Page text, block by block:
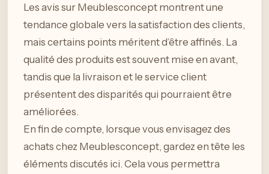
Les avis sur Meublesconcept montrent une
tendance globale vers la satisfaction des clients,
mais certains points méritent d’être affinés. La
qualité des produits est souvent mise en avant,
tandis que la livraison et le service client
présentent des disparités qui pourraient être
améliorées.
En fin de compte, lorsque vous envisagez des
achats chez Meublesconcept, gardez en tête les
éléments discutés ici. Cela vous permettra